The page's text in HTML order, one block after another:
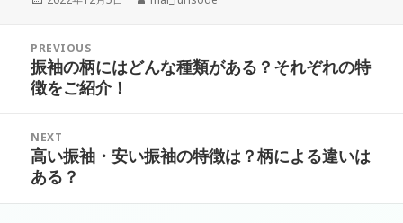
ン
PREVIOUS
Previous
post:
振袖の柄にはどんな種類がある？それぞれの特
徴をご紹介！
NEXT
Next
post:
高い振袖・安い振袖の特徴は？柄による違いは
ある？